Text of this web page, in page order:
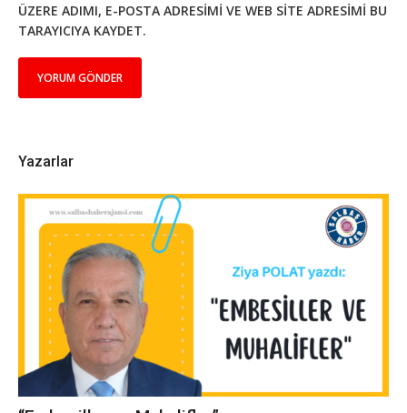
ÜZERE ADIMI, E-POSTA ADRESIMI VE WEB SITE ADRESIMI BU
TARAYICIYA KAYDET.
Yazarlar